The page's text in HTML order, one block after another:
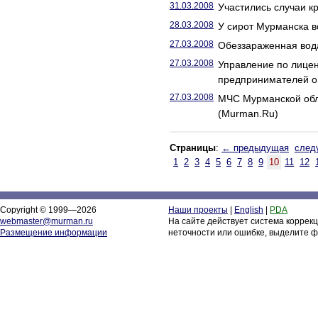
31.03.2008 Участились случаи
28.03.2008 У сирот Мурманска
27.03.2008 Обеззараженная
27.03.2008 Управление по
предпринимателей
27.03.2008 МЧС Мурманской
(Murman.Ru)
Страницы: ← предыдущая
1 2 3 4 5 6 7 8 9 10 11 12
Copyright © 1999—2026
webmaster@murman.ru
Размещение информации
Наши проекты English
PDA
На сайте действует система
неточности или ошибке, выделите